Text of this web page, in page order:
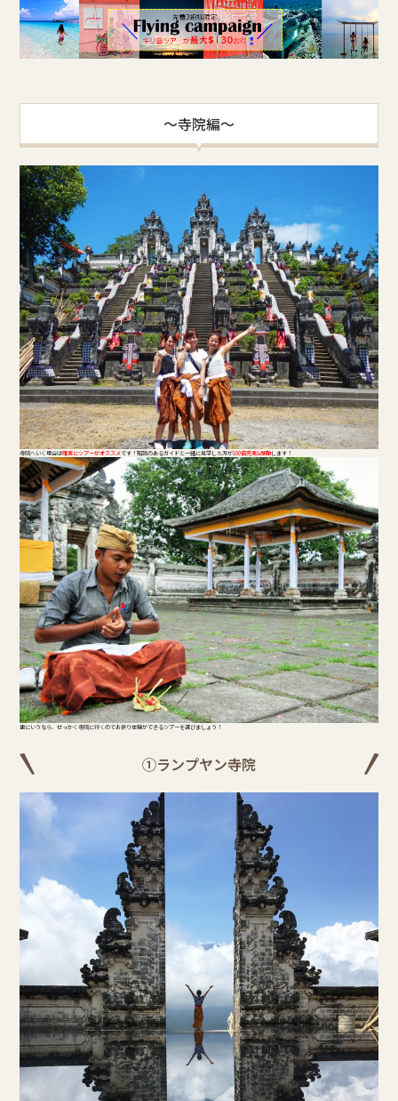
～寺院編～
寺院へいく場合は確実にツアーがオススメです！知識のあるガイドと一緒に見学した方が100倍充実&感動します！
更にいうなら、せっかく寺院に行くのでお祈り体験ができるツアーを選びましょう！
①ランプヤン寺院